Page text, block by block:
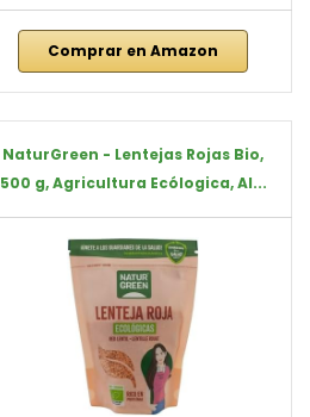
Comprar en Amazon
NaturGreen - Lentejas Rojas Bio,
500 g, Agricultura Ecólogica, Al...